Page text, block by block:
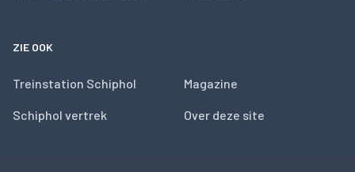
ZIE OOK
Treinstation Schiphol
Schiphol vertrek
Magazine
Over deze site